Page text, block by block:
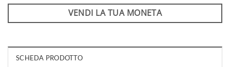
VENDI LA TUA MONETA
SCHEDA PRODOTTO